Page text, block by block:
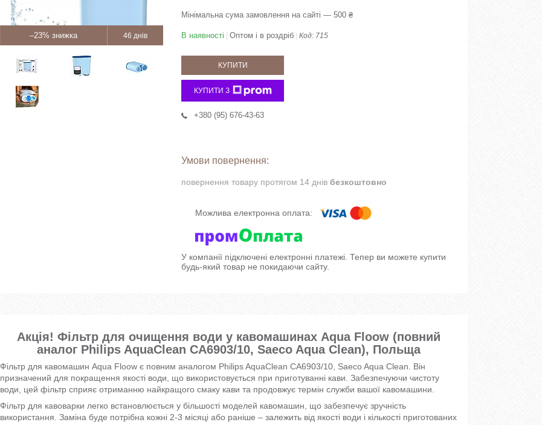
–23% 46 днів
Мінімальна сума замовлення на сайті — 500 ₴
В наявності Оптом і в роздріб Код: 715
КУПИТИ
КУПИТИ З
+380 (95) 676-43-63
повернення товару протягом 14 днів безкоштовно
У компанії підключені електронні платежі. Тепер ви можете купити
будь-який товар не покидаючи сайту.
Акція! Фільтр для очищення води у кавомашинах Aqua Floow (повний
аналог Philips AquaClean CA6903/10, Saeco Aqua Clean), Польща
Фільтр для кавомашин Aqua Floow є повним аналогом Philips AquaClean CA6903/10, Saeco Aqua Clean. Він
призначений для покращення якості води, що використовується при приготуванні кави. Забезпечуючи чистоту
води, цей фільтр сприяє отриманню найкращого смаку кави та продовжує термін служби вашої кавомашини.
Фільтр для кавоварки легко встановлюється у більшості моделей кавомашин, що забезпечує зручність
використання. Заміна буде потрібна кожні 2-3 місяці або раніше – залежить від якості води і кількості приготованих